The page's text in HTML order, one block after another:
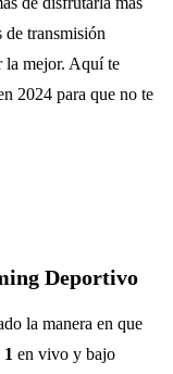
de transmisión
la mejor. Aquí te
2024 para que no te
Deportivo
la manera en que
1 en vivo y bajo